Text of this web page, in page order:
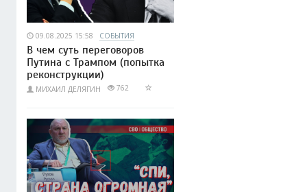
09.08.2025 15:58 СОБЫТИЯ
В чем суть переговоров
Путина с Трампом (попытка
реконструкции)
МИХАИЛ ДЕЛЯГИН 762